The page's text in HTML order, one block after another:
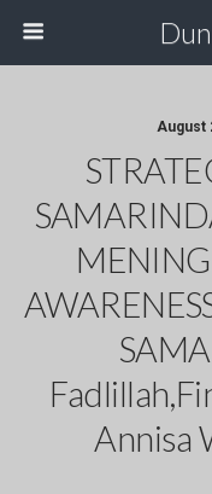
August
Annisa